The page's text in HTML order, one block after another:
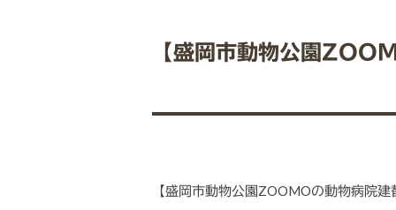
【盛岡市動物公園
【盛岡市動物公園ZOOMOの動物病院